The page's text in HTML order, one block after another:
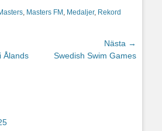
, Masters FM , Medaljer, Rekord
Ålands
Nästa →
Swedish Swim Games